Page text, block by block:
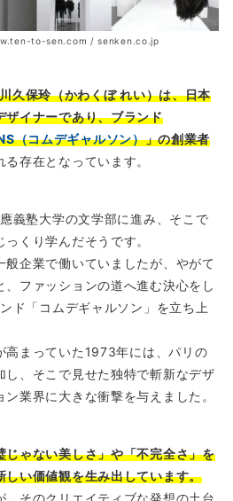
to-sen.com / senken.co.jp
川久保玲（かわくぼ れい）は、日本
ザイナーであり、ブランド
（コムデギャルソン）」の創業者
存在となっています。
義塾大学の文学部に進み、そこで
くり学んだそうです。
般企業で働いていましたが、やがて
、ファッションの道へ進む決心をし
ド「コムデギャルソン」を立ち上
高まっていた1973年には、パリの
し、そこで見せた独特で斬新なデザ
業界に大きな衝撃を与えました。
じゃない美しさ」や「不完全さ」を
しい価値観を生み出しています。
、そのクリエイティブな発想の土台